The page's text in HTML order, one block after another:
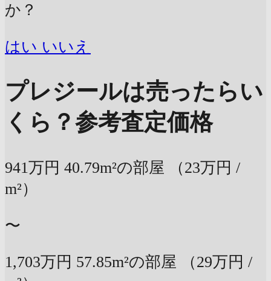
か？
はい いいえ
プレジールは売ったらい
くら？参考査定価格
941万円 40.79m²の部屋
（23万円 /
m²）
〜
1,703万円 57.85m²の部屋
（29万円 /